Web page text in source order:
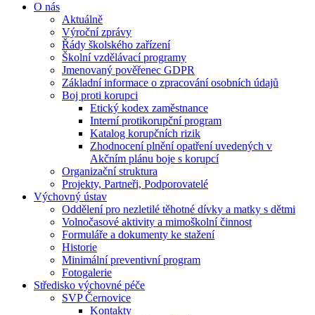
O nás
Aktuálně
Výroční zprávy
Řády školského zařízení
Školní vzdělávací programy
Jmenovaný pověřenec GDPR
Základní informace o zpracování osobních údajů
Boj proti korupci
Etický kodex zaměstnance
Interní protikorupční program
Katalog korupčních rizik
Zhodnocení plnění opatření uvedených v
Akčním plánu boje s korupcí
Organizační struktura
Projekty, Partneři, Podporovatelé
Výchovný ústav
Oddělení pro nezletilé těhotné dívky a matky s dětmi
Volnočasové aktivity a mimoškolní činnost
Formuláře a dokumenty ke stažení
Historie
Minimální preventivní program
Fotogalerie
Středisko výchovné péče
SVP Černovice
Kontakty